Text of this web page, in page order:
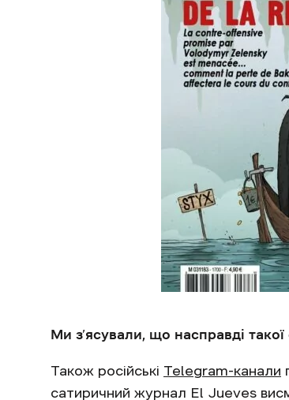
Ми з’ясували, що насправді
Також російські Telegram-канали
сатиричний журнал El Jueves